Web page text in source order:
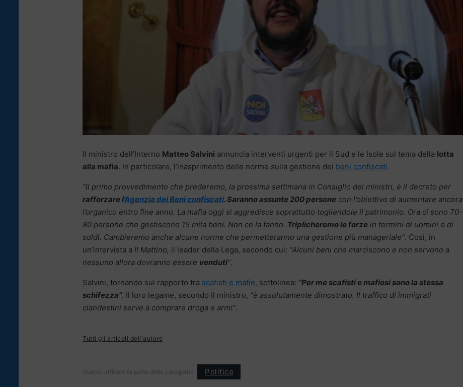
Il ministro dell’Interno Matteo Salvini annuncia interventi urgenti per il Sud e le Isole sul tema della lotta
alla mafia. In particolare, l’inasprimento delle norme sulla gestione dei beni confiscati.
“Il primo provvedimento che prederemo, la prossima settimana in Consiglio dei ministri, è il decreto per
rafforzare l’Agenzia dei Beni confiscati. Saranno assunte 200 persone con l’obiettivo di aumentare ancora
l’organico entro fine anno. La mafia oggi si aggredisce soprattutto togliendole il patrimonio. Ora ci sono 70-
80 persone che gestiscono 15 mila beni. Non ce la fanno. Triplicheremo le forze in termini di uomini e di
soldi. Cambieremo anche alcune norme che permetteranno una gestione più manageriale”. Così, in
un’intervista a Il Mattino, il leader della Lega, secondo cui: “Alcuni beni che marciscono e non servono a
nessuno allora dovranno essere venduti“.
Salvini, tornando sul rapporto tra scafisti e mafie, sottolinea: “Per me scafisti e mafiosi sono la stessa
schifezza”. Il loro legame, secondo il ministro, “è assolutamente dimostrato. Il traffico di immigrati
clandestini serve a comprare droga e armi”.
Tutti gli articoli dell'autore
Questo articolo fa parte delle categorie: Politica